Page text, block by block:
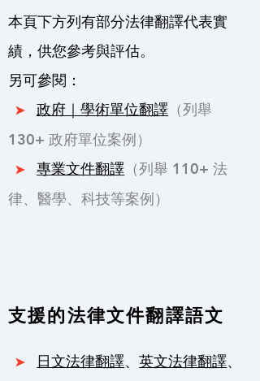
本頁下方列有部分法律翻譯代表實
績，供您參考與評估。
另可參閱：
➤政府｜學術單位翻譯 （列舉
130+ 政府單位案例）
➤專業文件翻譯 （列舉 110+ 法
律、醫學、科技等案例）
支援的法律文件翻譯語文
➤ 日文法律翻譯、英文法律翻譯、